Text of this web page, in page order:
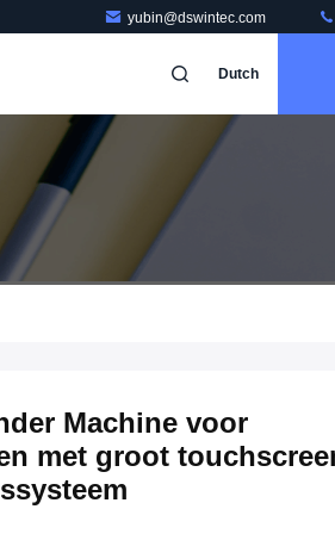
yubin@dswintec.com
Dutch
Machine voor
met groot